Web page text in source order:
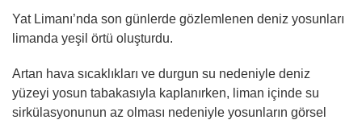
Yat Limanı’nda son günlerde gözlemlenen deniz yosunları
limanda yeşil örtü oluşturdu.
Artan hava sıcaklıkları ve durgun su nedeniyle deniz
yüzeyi yosun tabakasıyla kaplanırken, liman içinde su
sirkülasyonunun az olması nedeniyle yosunların görsel